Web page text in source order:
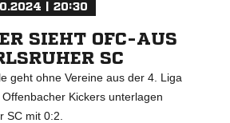
| 20:30
SIEHT OFC-AUS
SC
geht ohne Vereine aus der 4. Liga
Kickers unterlagen
SC mit 0:2.